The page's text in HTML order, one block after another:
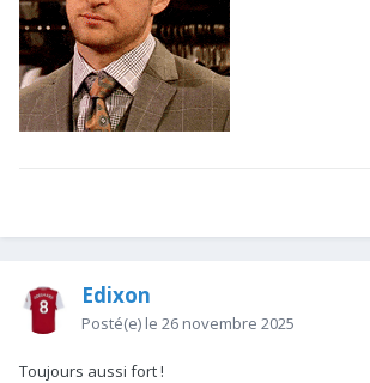
Edixon
Posté(e) le 26 novembre 2025
Toujours aussi fort !